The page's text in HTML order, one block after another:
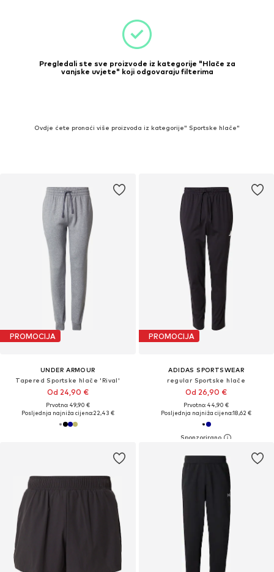
Pregledali ste sve proizvode iz kategorije "Hlače za
vanjske uvjete" koji odgovaraju filterima
Ovdje ćete pronaći više proizvoda iz kategorije" Sportske hlače"
PROMOCIJA
UNDER ARMOUR
Tapered Sportske hlače 'Rival'
Od 24,90 €
Prvotno: 49,90 €
Posljednja najniža cijena:22,43 €
PROMOCIJA
ADIDAS SPORTSWEAR
regular Sportske hlače
Od 26,90 €
Prvotno: 44,90 €
Posljednja najniža cijena:18,62 €